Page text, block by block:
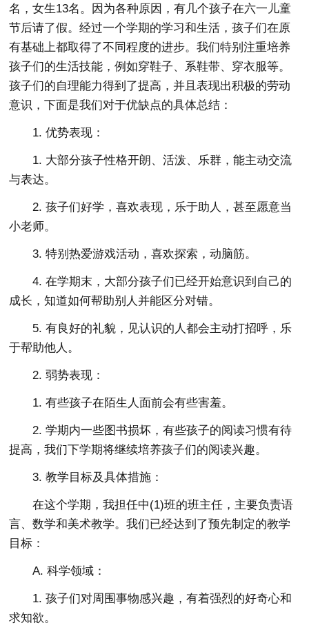
名，女生13名。因为各种原因，有几个孩子在六一儿童
节后请了假。经过一个学期的学习和生活，孩子们在原
有基础上都取得了不同程度的进步。我们特别注重培养
孩子们的生活技能，例如穿鞋子、系鞋带、穿衣服等。
孩子们的自理能力得到了提高，并且表现出积极的劳动
意识，下面是我们对于优缺点的具体总结：
1. 优势表现：
1. 大部分孩子性格开朗、活泼、乐群，能主动交流
与表达。
2. 孩子们好学，喜欢表现，乐于助人，甚至愿意当
小老师。
3. 特别热爱游戏活动，喜欢探索，动脑筋。
4. 在学期末，大部分孩子们已经开始意识到自己的
成长，知道如何帮助别人并能区分对错。
5. 有良好的礼貌，见认识的人都会主动打招呼，乐
于帮助他人。
2. 弱势表现：
1. 有些孩子在陌生人面前会有些害羞。
2. 学期内一些图书损坏，有些孩子的阅读习惯有待
提高，我们下学期将继续培养孩子们的阅读兴趣。
3. 教学目标及具体措施：
在这个学期，我担任中(1)班的班主任，主要负责语
言、数学和美术教学。我们已经达到了预先制定的教学
目标：
A. 科学领域：
1. 孩子们对周围事物感兴趣，有着强烈的好奇心和
求知欲。